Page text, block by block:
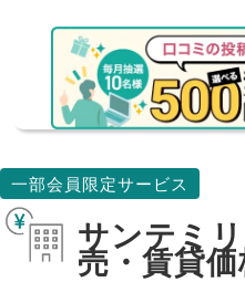
一部会員限定サービス
サンテミ
売・賃貸